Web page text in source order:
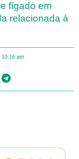
fígado em
relacionada à
10:16 am